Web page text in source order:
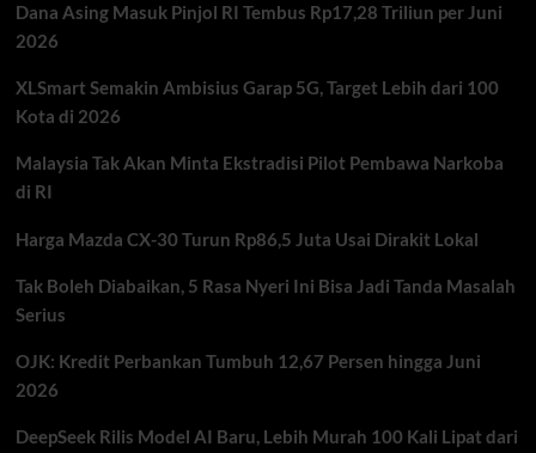
Dana Asing Masuk Pinjol RI Tembus Rp17,28 Triliun per Juni
2026
XLSmart Semakin Ambisius Garap 5G, Target Lebih dari 100
Kota di 2026
Malaysia Tak Akan Minta Ekstradisi Pilot Pembawa Narkoba
di RI
Harga Mazda CX-30 Turun Rp86,5 Juta Usai Dirakit Lokal
Tak Boleh Diabaikan, 5 Rasa Nyeri Ini Bisa Jadi Tanda Masalah
Serius
OJK: Kredit Perbankan Tumbuh 12,67 Persen hingga Juni
2026
DeepSeek Rilis Model AI Baru, Lebih Murah 100 Kali Lipat dari